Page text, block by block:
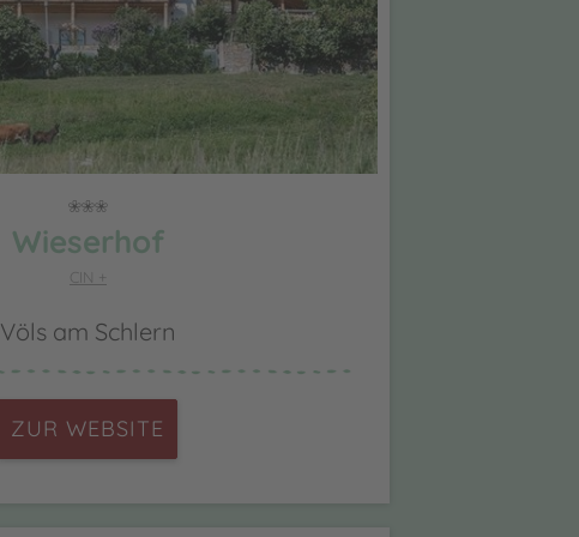
Wieserhof
CIN +
Völs am Schlern
ZUR WEBSITE